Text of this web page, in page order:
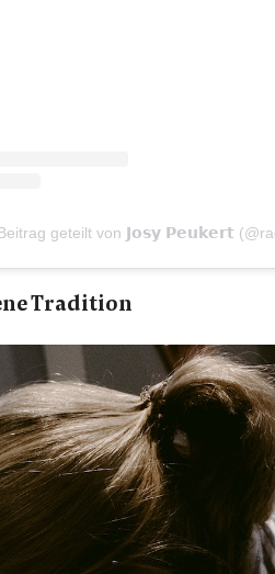
geteilt von 𝗝𝗼𝘀𝘆 𝗣𝗲𝘂𝗸𝗲𝗿𝘁
Tradition